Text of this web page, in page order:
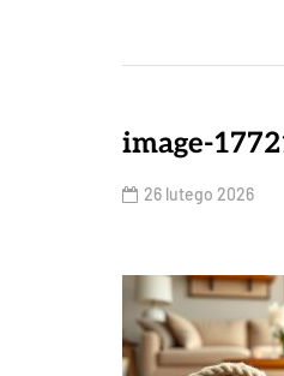
image-
26 lutego 2026